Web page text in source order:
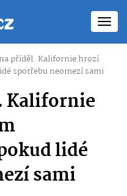
příděl. Kalifornie hrozí
spotřebu neomezí sami
Kalifornie
lidé
sami